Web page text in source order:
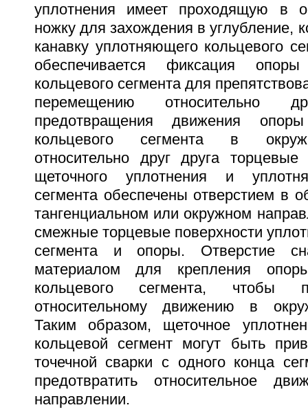
уплотнения имеет проходящую в
ножку для захождения в углубление,
канавку уплотняющего кольцевого
обеспечивается фиксация
кольцевого сегмента для
перемещению относительно
предотвращения движения
кольцевого сегмента в
относительно друг друга
щеточного уплотнения и
сегмента обеспечены отверстием в
тангенциальном или окружном
смежные торцевые поверхности
сегмента и опоры. Отверстие
материалом для крепления
кольцевого сегмента, чтобы
относительному движению в
Таким образом, щеточное
кольцевой сегмент могут быть
точечной сварки с одного конца
предотвратить относительное
направлении.